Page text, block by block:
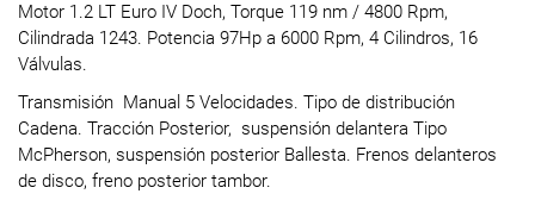
Motor 1.2 LT Euro IV Doch, Torque 119 nm / 4800 Rpm,
Cilindrada 1243. Potencia 97Hp a 6000 Rpm, 4 Cilindros, 16
Válvulas.
Transmisión Manual 5 Velocidades. Tipo de distribución
Cadena. Tracción Posterior, suspensión delantera Tipo
McPherson, suspensión posterior Ballesta. Frenos delanteros
de disco, freno posterior tambor.